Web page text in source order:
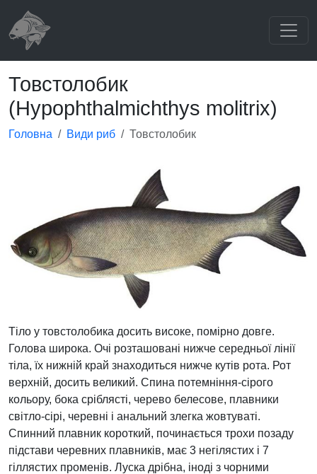
Товстолобик
(Hypophthalmichthys molitrix)
Головна Види риб Товстолобик
Тіло у товстолобика досить високе, помірно довге.
Голова широка. Очі розташовані нижче середньої лінії
тіла, їх нижній край знаходиться нижче кутів рота. Рот
верхній, досить великий. Спина потемніння-сірого
кольору, бока сріблясті, черево белесове, плавники
світло-сірі, черевні і анальний злегка жовтуваті.
Спинний плавник короткий, починається трохи позаду
підстави черевних плавників, має 3 негілястих і 7
гіллястих променів. Луска дрібна, іноді з чорними